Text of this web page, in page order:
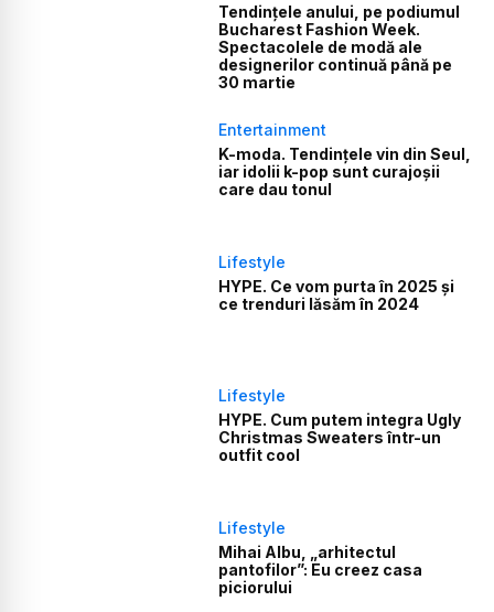
Tendințele anului, pe podiumul
Bucharest Fashion Week.
Spectacolele de modă ale
designerilor continuă până pe
30 martie
Entertainment
K-moda. Tendințele vin din Seul,
iar idolii k-pop sunt curajoșii
care dau tonul
Lifestyle
HYPE. Ce vom purta în 2025 și
ce trenduri lăsăm în 2024
Lifestyle
HYPE. Cum putem integra Ugly
Christmas Sweaters într-un
outfit cool
Lifestyle
Mihai Albu, „arhitectul
pantofilor”: Eu creez casa
piciorului